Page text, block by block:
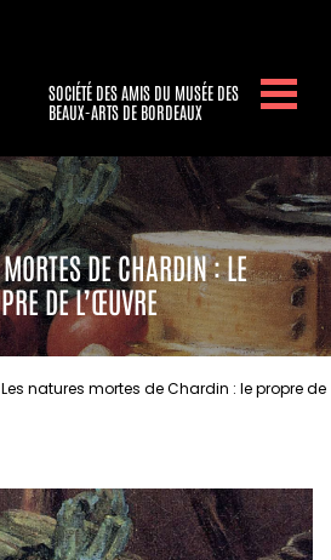
SOCIÉTÉ DES AMIS DU MUSÉE DES
BEAUX-ARTS DE BORDEAUX
DE CHARDIN : LE
DE L’ŒUVRE
Les natures mortes de Chardin : le propre de